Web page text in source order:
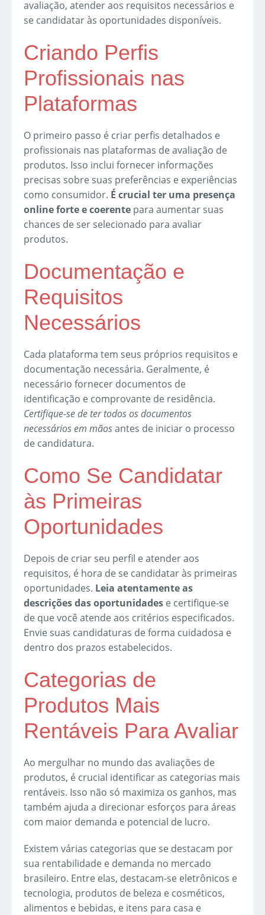
avaliação, atender aos requisitos necessários e
se candidatar às oportunidades disponíveis.
Criando Perfis
Profissionais nas
Plataformas
O primeiro passo é criar perfis detalhados e
profissionais nas plataformas de avaliação de
produtos. Isso inclui fornecer informações
precisas sobre suas preferências e experiências
como consumidor. É crucial ter uma presença
online forte e coerente para aumentar suas
chances de ser selecionado para avaliar
produtos.
Documentação e
Requisitos
Necessários
Cada plataforma tem seus próprios requisitos e
documentação necessária. Geralmente, é
necessário fornecer documentos de
identificação e comprovante de residência.
Certifique-se de ter todos os documentos
necessários em mãosantes de iniciar o processo
de candidatura.
Como Se Candidatar
às Primeiras
Oportunidades
Depois de criar seu perfil e atender aos
requisitos, é hora de se candidatar às primeiras
oportunidades. Leia atentamente as
descrições das oportunidades e certifique-se
de que você atende aos critérios especificados.
Envie suas candidaturas de forma cuidadosa e
dentro dos prazos estabelecidos.
Categorias de
Produtos Mais
Rentáveis Para Avaliar
Ao mergulhar no mundo das avaliações de
produtos, é crucial identificar as categorias mais
rentáveis. Isso não só maximiza os ganhos, mas
também ajuda a direcionar esforços para áreas
com maior demanda e potencial de lucro.
Existem várias categorias que se destacam por
sua rentabilidade e demanda no mercado
brasileiro. Entre elas, destacam-se eletrônicos e
tecnologia, produtos de beleza e cosméticos,
alimentos e bebidas, e itens para casa e